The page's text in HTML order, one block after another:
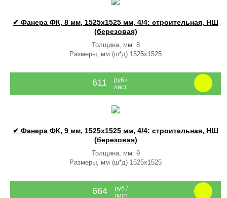
✔ Фанера ФК, 8 мм, 1525x1525 мм, 4/4: строительная, НШ
(березовая)
Толщина, мм: 8
Размеры, мм (ш*д) 1525x1525
611
руб./
лист
✔ Фанера ФК, 9 мм, 1525x1525 мм, 4/4: строительная, НШ
(березовая)
Толщина, мм: 9
Размеры, мм (ш*д) 1525x1525
664
руб./
лист